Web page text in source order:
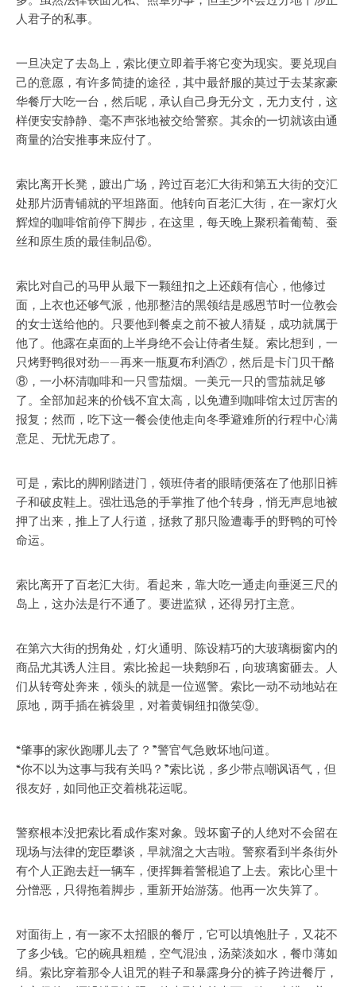
人君子的私事。
一旦决定了去岛上，索比便立即着手将它变为现实。要兑现自
己的意愿，有许多简捷的途径，其中最舒服的莫过于去某家豪
华餐厅大吃一台，然后呢，承认自己身无分文，无力支付，这
样便安安静静、毫不声张地被交给警察。其余的一切就该由通
商量的治安推事来应付了。
索比离开长凳，踱出广场，跨过百老汇大街和第五大街的交汇
处那片沥青铺就的平坦路面。他转向百老汇大街，在一家灯火
辉煌的咖啡馆前停下脚步，在这里，每天晚上聚积着葡萄、蚕
丝和原生质的最佳制品⑥。
索比对自己的马甲从最下一颗纽扣之上还颇有信心，他修过
面，上衣也还够气派，他那整洁的黑领结是感恩节时一位教会
的女士送给他的。只要他到餐桌之前不被人猜疑，成功就属于
他了。他露在桌面的上半身绝不会让侍者生疑。索比想到，一
只烤野鸭很对劲——再来一瓶夏布利酒⑦，然后是卡门贝干酪
⑧，一小杯清咖啡和一只雪茄烟。一美元一只的雪茄就足够
了。全部加起来的价钱不宜太高，以免遭到咖啡馆太过厉害的
报复；然而，吃下这一餐会使他走向冬季避难所的行程中心满
意足、无忧无虑了。
可是，索比的脚刚踏进门，领班侍者的眼睛便落在了他那旧裤
子和破皮鞋上。强壮迅急的手掌推了他个转身，悄无声息地被
押了出来，推上了人行道，拯救了那只险遭毒手的野鸭的可怜
命运。
索比离开了百老汇大街。看起来，靠大吃一通走向垂涎三尺的
岛上，这办法是行不通了。要进监狱，还得另打主意。
在第六大街的拐角处，灯火通明、陈设精巧的大玻璃橱窗内的
商品尤其诱人注目。索比捡起一块鹅卵石，向玻璃窗砸去。人
们从转弯处奔来，领头的就是一位巡警。索比一动不动地站在
原地，两手插在裤袋里，对着黄铜纽扣微笑⑨。
“肇事的家伙跑哪儿去了？”警官气急败坏地问道。
“你不以为这事与我有关吗？”索比说，多少带点嘲讽语气，但
很友好，如同他正交着桃花运呢。
警察根本没把索比看成作案对象。毁坏窗子的人绝对不会留在
现场与法律的宠臣攀谈，早就溜之大吉啦。警察看到半条街外
有个人正跑去赶一辆车，便挥舞着警棍追了上去。索比心里十
分憎恶，只得拖着脚步，重新开始游荡。他再一次失算了。
对面街上，有一家不太招眼的餐厅，它可以填饱肚子，又花不
了多少钱。它的碗具粗糙，空气混浊，汤菜淡如水，餐巾薄如
绢。索比穿着那令人诅咒的鞋子和暴露身分的裤子跨进餐厅，